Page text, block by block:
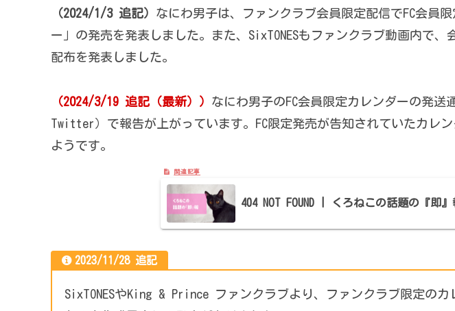
（2024/1/3 追記） なにわ男子は、ファンクラブ会員限定配信でFC会員
ー」の発売を発表しました。また、SixTONESもファンクラブ動画内で、
配布を発表しました。
（2024/3/19 追記（最新）） なにわ男子のFC会員限定カレンダーの発送
Twitter）で報告が上がっています。FC限定発売が告知されていたカレ
ようです。
404 NOT FOUND | くろねこの話題の『即』
2023/11/28 追記
SixTONESやKing & Prince ファンクラブより、ファンクラブ限定のカ